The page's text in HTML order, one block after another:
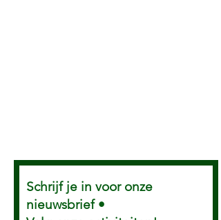
Schrijf je in voor onze
nieuwsbrief •